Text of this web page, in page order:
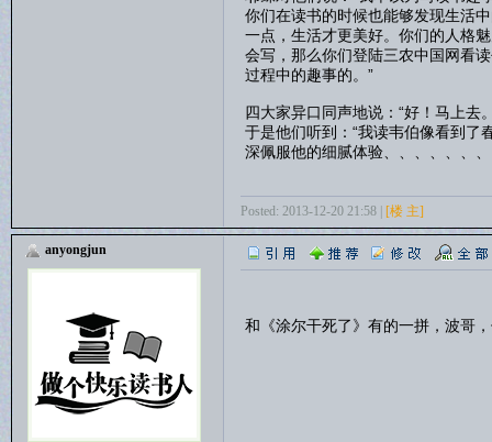
你们在读书的时候也能够发现生活
一点，生活才更美好。你们的人格
会写，那么你们登陆三农中国网看
过程中的趣事的。”
四大家异口同声地说：“好！马上去
于是他们听到：“我读韦伯像看到了
深佩服他的细腻体验、、、、、、
Posted: 2013-12-20 21:58 | [楼 主]
anyongjun
和《涂尔干死了》有的一拼，波哥